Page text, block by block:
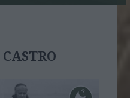
CASTRO